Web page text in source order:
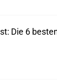
Die 6